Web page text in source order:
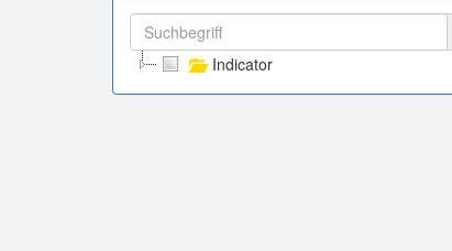
Indicator